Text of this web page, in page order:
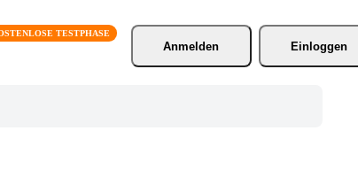
Anmelden
Einloggen